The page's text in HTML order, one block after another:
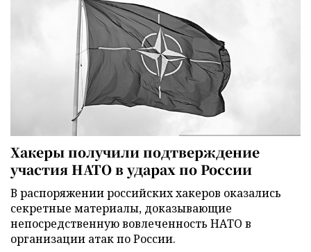
Хакеры получили подтверждение
участия НАТО в ударах по России
В распоряжении российских хакеров оказались
секретные материалы, доказывающие
непосредственную вовлеченность НАТО в
организации атак по России.